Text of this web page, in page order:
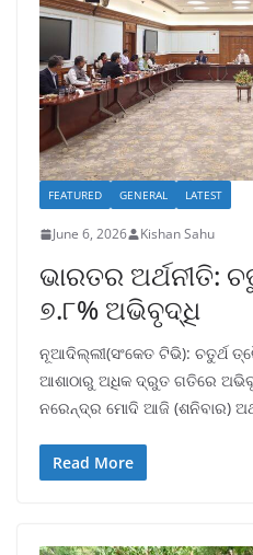
FEATURED GENERAL LATEST
June 6, 2026 Kishan Sahu
ଭାରତର ଅର୍ଥନୀତି:
୭.୮% ଅଭିବୃଦ୍ଧି
ନୂଆଦିଲ୍ଲୀ(ସଂକେତ ଟିଭି): ଚତୁର୍ଥ
ଆଶାଠାରୁ ଅଧିକ ଦ୍ରୁତ ଗତିରେ
ନରେନ୍ଦ୍ର ମୋଦି ଆଜି (ଶନିବାର)
Read More